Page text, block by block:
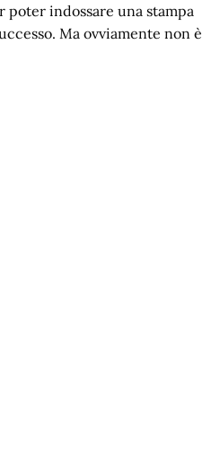
poter indossare una stampa
Ma ovviamente non è